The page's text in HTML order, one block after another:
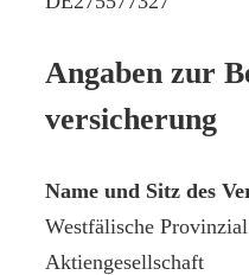
Angaben zur
versicherung
Name und Sitz des
Westfälische
Aktiengesellschaft